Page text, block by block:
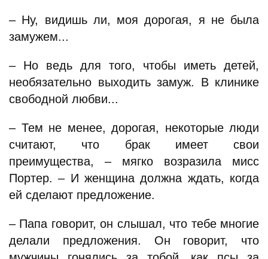
– Ну, видишь ли, моя дорогая, я не была
замужем...
– Но ведь для того, чтобы иметь детей,
необязательно выходить замуж. В клинике
свободной любви...
– Тем не менее, дорогая, некоторые люди
считают, что брак имеет свои
преимущества, – мягко возразила мисс
Портер. – И женщина должна ждать, когда
ей сделают предложение.
– Папа говорит, он слышал, что тебе многие
делали предложения. Он говорит, что